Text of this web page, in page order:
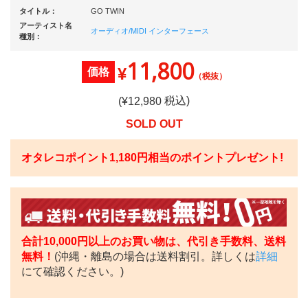
タイトル：
GO TWIN
アーティスト名
種別：
オーディオ/MIDI インターフェース
価格 ¥11,800（税抜）
(¥12,980 税込)
SOLD OUT
オタレコポイント 1,180円相当のポイントプレゼント!
合計10,000円以上のお買い物は、代引き手数料、送料
無料！ (沖縄・離島の場合は送料割引。詳しくは詳細
にて確認ください。)